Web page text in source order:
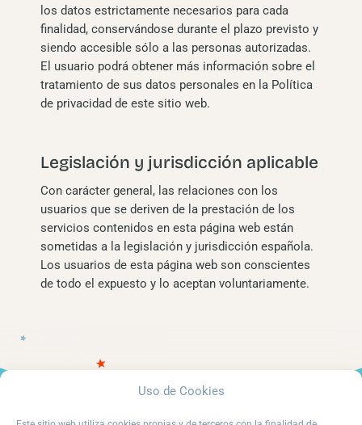
Uso de Cookies
los datos estrictamente necesarios para cada
finalidad, conservándose durante el plazo previsto y
siendo accesible sólo a las personas autorizadas.
El usuario podrá obtener más información sobre el
tratamiento de sus datos personales en la Política
de privacidad de este sitio web.
Legislación y jurisdicción aplicable
Con carácter general, las relaciones con los
usuarios que se deriven de la prestación de los
servicios contenidos en esta página web están
sometidas a la legislación y jurisdicción española.
Los usuarios de esta página web son conscientes
de todo el expuesto y lo aceptan voluntariamente.